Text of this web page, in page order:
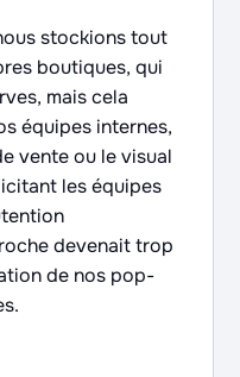
stockions tout
boutiques, qui
mais cela
équipes internes,
vente ou le visual
les équipes
devenait trop
de nos pop-